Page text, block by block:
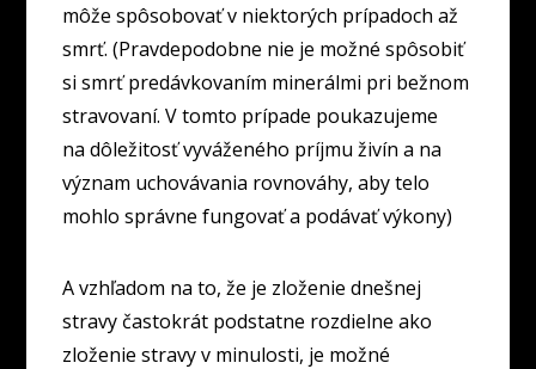
môže spôsobovať v niektorých prípadoch až
smrť. (Pravdepodobne nie je možné spôsobiť
si smrť predávkovaním minerálmi pri bežnom
stravovaní. V tomto prípade poukazujeme
na dôležitosť vyváženého príjmu živín a na
význam uchovávania rovnováhy, aby telo
mohlo správne fungovať a podávať výkony)
A vzhľadom na to, že je zloženie dnešnej
stravy častokrát podstatne rozdielne ako
zloženie stravy v minulosti, je možné